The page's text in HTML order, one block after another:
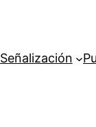
Señalización